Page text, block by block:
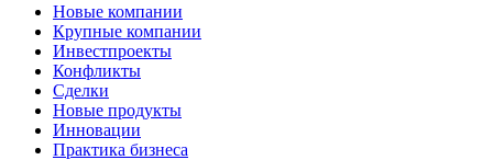
Новые компании
Крупные компании
Инвестпроекты
Конфликты
Сделки
Новые продукты
Инновации
Практика бизнеса